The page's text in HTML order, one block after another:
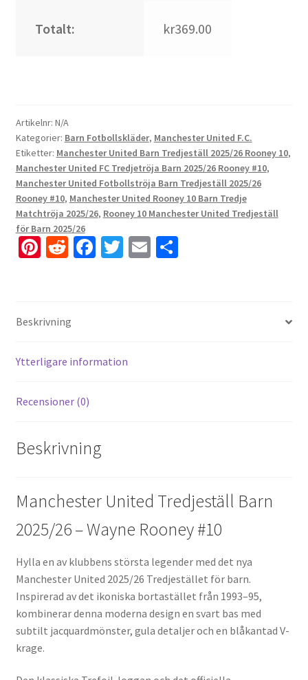
Totalt: kr369.00
Artikelnr: N/A
Kategorier: Barn Fotbollskläder, Manchester United F.C.
Etiketter: Manchester United Barn Tredjeställ 2025/26 Rooney 10,
Manchester United FC Tredjetröja Barn 2025/26 Rooney #10,
Manchester United Fotbollströja Barn Tredjeställ 2025/26
Rooney #10, Manchester United Rooney 10 Barn Tredje
Matchtröja 2025/26, Rooney 10 Manchester United Tredjeställ
för Barn 2025/26
Pi
es
R
di
t
Fa
k
T E D
Beskrivning
Ytterligare information
Recensioner (0)
Beskrivning
Manchester United Tredjeställ Barn
2025/26 – Wayne Rooney #10
Hylla en av klubbens största legender med det nya
Manchester United 2025/26 Tredjestället för barn.
Inspirerad av det ikoniska bortastället från 1993–95,
kombinerar denna moderna design en svart bas med
subtilt jacquardmönster, gula detaljer och en blåkantad V-
krage.